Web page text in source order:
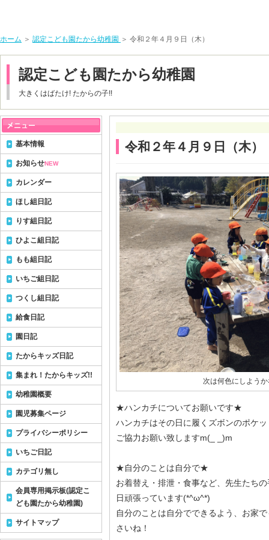
ホーム ＞ 認定こども園たから幼稚園 ＞ 令和２年４月９日（木）
認定こども園たから幼稚園
大きくはばたけ! たからの子!!
令和２年４月９日（木）
次は何色にしよう
★ハンカチについてお願いです★
ハンカチはその日に履くズボンのポケ
ご協力お願い致しますm(_ _)m
★自分のことは自分で★
お着替え・排泄・食事など、先生たち
日頑張っています(*^ω^*)
自分のことは自分でできるよう、お家
さいね！
基本情報
お知らせNEW
カレンダー
ほし組日記
りす組日記
ひよこ組日記
もも組日記
いちご組日記
つくし組日記
給食日記
園日記
たからキッズ日記
集まれ！たからキッズ!!
幼稚園概要
園児募集ページ
プライバシーポリシー
いちご日記
カテゴリ無し
会員専用掲示板(認定こ
ども園たから幼稚園)
サイトマップ